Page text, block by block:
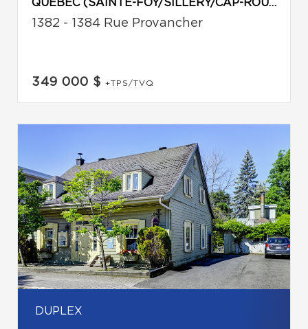
QUÉBEC (SAINTE-FOY/SILLERY/CAP-ROUGE)
1382 - 1384 Rue Provancher
349 000 $ +TPS/TVQ
DUPLEX